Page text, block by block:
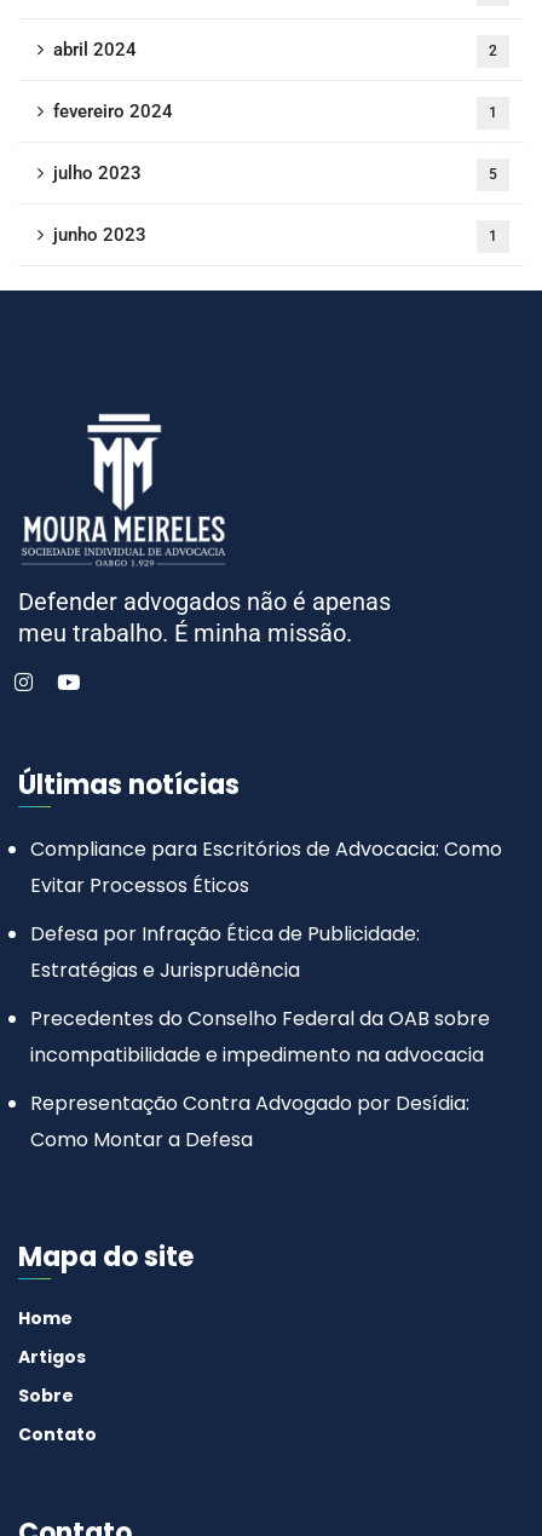
abril 2024 2
fevereiro 2024 1
julho 2023 5
junho 2023 1
Defender advogados não é apenas
meu trabalho. É minha missão.
Últimas notícias
Compliance para Escritórios de Advocacia: Como
Evitar Processos Éticos
Defesa por Infração Ética de Publicidade:
Estratégias e Jurisprudência
Precedentes do Conselho Federal da OAB sobre
incompatibilidade e impedimento na advocacia
Representação Contra Advogado por Desídia:
Como Montar a Defesa
Mapa do site
Home
Artigos
Sobre
Contato